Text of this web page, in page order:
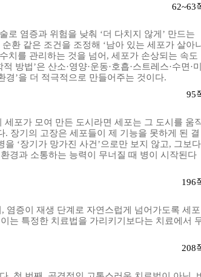
62~63
로 염증과 위험을 낮춰 ‘더 다치지 않게’ 만드는
순환 같은 조건을 조정해 ‘남아 있는 세포가 살아
치를 관리하는 것을 넘어 , 세포가 손상되는 속도
방법’은 산소·영양·운동·호흡·스트레스·수면·미
경’을 더 적극적으로 만들어주는 것이다.
95
세포가 모여 만든 도시라면 세포는 그 도시를 움
. 장기의 고장은 세포들이 제 기능을 못하게 된 결
을 ‘장기가 망가진 사건’으로만 보지 않고, 그보다
경과 소통하는 능력이 무너질 때 병이 시작된다
196
, 염증이 재생 단계로 자연스럽게 넘어가도록 세포
이는 특정한 치료법을 가리키기보다는 치료에서
208